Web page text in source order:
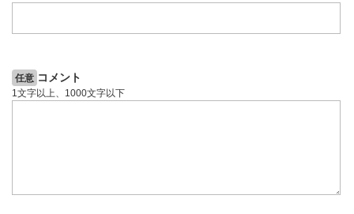
任意 コメント
1文字以上、1000文字以下